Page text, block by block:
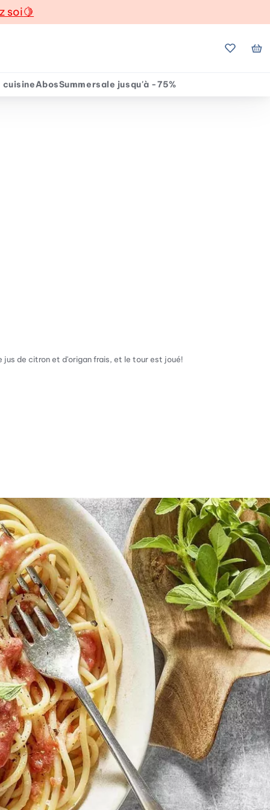
soi🍋
Mes
cuisineAbosSummersale jusqu'à -75%
de citron et d'origan frais, et le tour est joué!